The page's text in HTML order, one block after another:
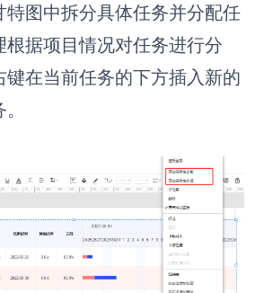
特图中拆分具体任务并分配任
根据项目情况对任务进行分
键在当前任务的下方插入新的